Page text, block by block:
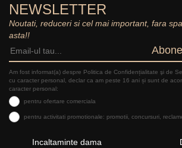
NEWSLETTER
Noutati, reduceri si cel mai important, fara
asta!!
Am fost informat(a) despre Politica de Confidențialitate şi de
cu caracter personal, declar ca am peste 16 ani și sunt de
caracter personal:
pentru ofertare comerciala
pentru activitati promotionale: promotii, concursuri,
Incaltaminte dama